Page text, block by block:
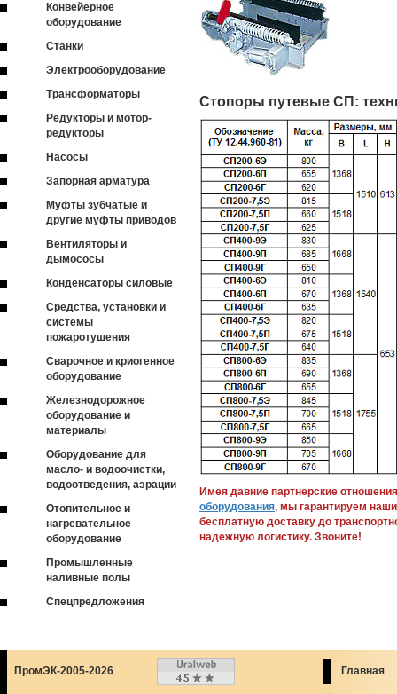
Конвейерное
оборудование
Станки
Электрооборудование
Трансформаторы
Редукторы и мотор-
редукторы
Насосы
Запорная арматура
Муфты зубчатые и
другие муфты приводов
Вентиляторы и
дымососы
Конденсаторы силовые
Средства, установки и
системы
пожаротушения
Сварочное и криогенное
оборудование
Железнодорожное
оборудование и
материалы
Оборудование для
масло- и водоочистки,
водоотведения, аэрации
Отопительное и
нагревательное
оборудование
Промышленные
наливные полы
Спецпредложения
Стопоры путевые СП:
Имея давние партнерские
оборудования, мы гарантируем
бесплатную доставку до
надежную логистику. Звоните!
ПромЭК-2005-2026 Главная